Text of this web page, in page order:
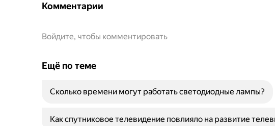
Комментарии
Войдите, чтобы комментировать
Ещё по теме
Сколько времени могут работать светодиодные лампы?
Как спутниковое телевидение повлияло на развитие